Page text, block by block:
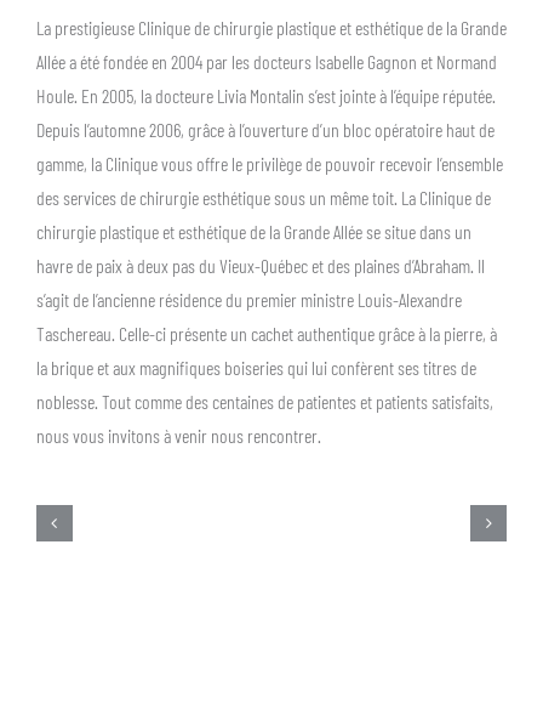
La prestigieuse Clinique de chirurgie plastique et esthétique de la Grande
Allée a été fondée en 2004 par les docteurs Isabelle Gagnon et Normand
Houle. En 2005, la docteure Livia Montalin s’est jointe à l’équipe réputée.
Depuis l’automne 2006, grâce à l’ouverture d’un bloc opératoire haut de
gamme, la Clinique vous offre le privilège de pouvoir recevoir l’ensemble
des services de chirurgie esthétique sous un même toit. La Clinique de
chirurgie plastique et esthétique de la Grande Allée se situe dans un
havre de paix à deux pas du Vieux-Québec et des plaines d’Abraham. Il
s’agit de l’ancienne résidence du premier ministre Louis-Alexandre
Taschereau. Celle-ci présente un cachet authentique grâce à la pierre, à
la brique et aux magnifiques boiseries qui lui confèrent ses titres de
noblesse. Tout comme des centaines de patientes et patients satisfaits,
nous vous invitons à venir nous rencontrer.